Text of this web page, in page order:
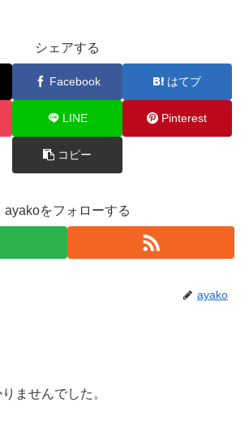
シェアする
Facebook はてブ
LINE Pinterest
コピー
ayakoをフォローする
ayako
ませんでした。